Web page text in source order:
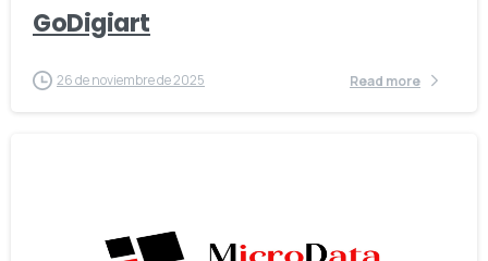
GoDigiart
26 de noviembre de 2025 Read more